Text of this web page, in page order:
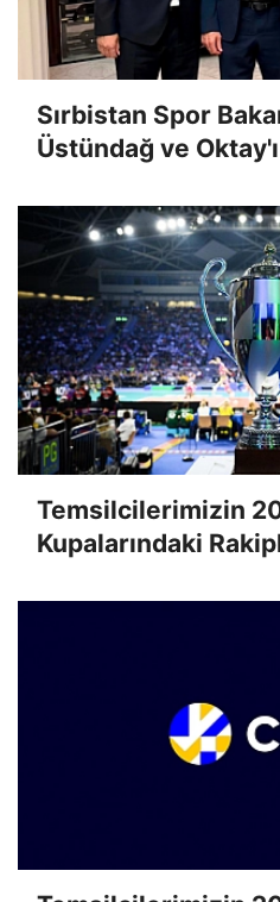
Sırbistan Spor
Üstündağ ve
Temsilcilerimizin
Kupalarındaki